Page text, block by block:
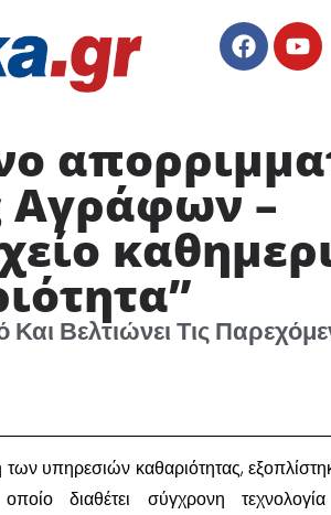
Αγράφων –
Βελτιώνει Τις
υπηρεσιών καθαριότητας,
διαθέτει σύγχρονη